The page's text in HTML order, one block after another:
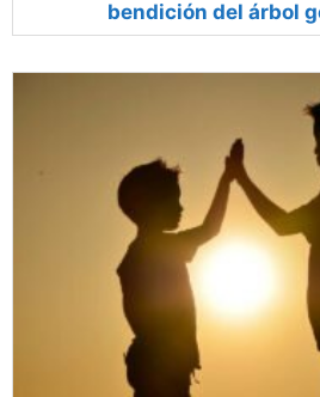
bendición del árbol